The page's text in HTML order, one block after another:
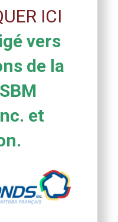
ICI
vers
de la
et